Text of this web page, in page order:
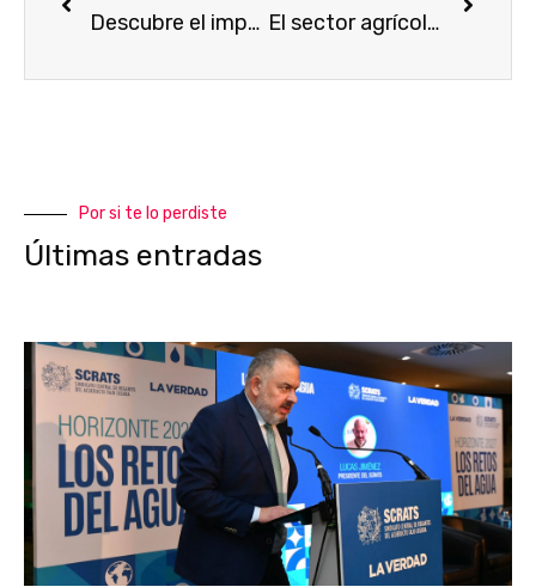
Descubre el impacto económico que tiene el Trasvase Tajo-Segura en España El sector agrícola del Levante clave para la economía española
Por si te lo perdiste
Últimas entradas